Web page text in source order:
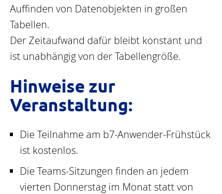
Auffinden von Datenobjekten in großen
Tabellen.
Der Zeitaufwand dafür bleibt konstant und
ist unabhängig von der Tabellengröße.
Hinweise zur
Veranstaltung:
Die Teilnahme am b7-Anwender-Frühstück
ist kostenlos.
Die Teams-Sitzungen finden an jedem
vierten Donnerstag im Monat statt von